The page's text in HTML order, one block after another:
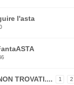
l'asta
TROVATI.... 1 2